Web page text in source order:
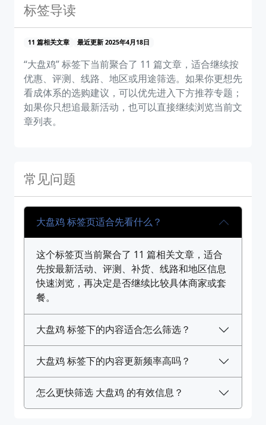
标签导读
11 篇相关文章 最近更新 2025年4月18日
“大盘鸡” 标签下当前聚合了 11 篇文章，适合继续按
优惠、评测、线路、地区或用途筛选。如果你更想先
看成体系的选购建议，可以优先进入下方推荐专题；
如果你只想追最新活动，也可以直接继续浏览当前文
章列表。
常见问题
大盘鸡 标签页适合先看什么？
这个标签页当前聚合了 11 篇相关文章，适合
先按最新活动、评测、补货、线路和地区信息
快速浏览，再决定是否继续比较具体商家或套
餐。
大盘鸡 标签下的内容适合怎么筛选？
大盘鸡 标签下的内容更新频率高吗？
怎么更快筛选 大盘鸡 的有效信息？